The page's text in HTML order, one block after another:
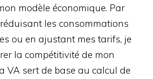
modèle économique. Par
les consommations
ou en ajustant mes tarifs, je
la compétitivité de mon
VA sert de base au calcul de